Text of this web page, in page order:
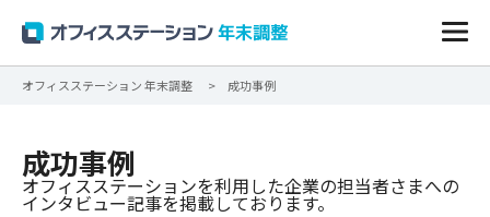
オフィスステーション 年末調整 成功事例
成功事例
オフィスステーションを利用した企業の担当者さまへの
インタビュー記事を掲載しております。